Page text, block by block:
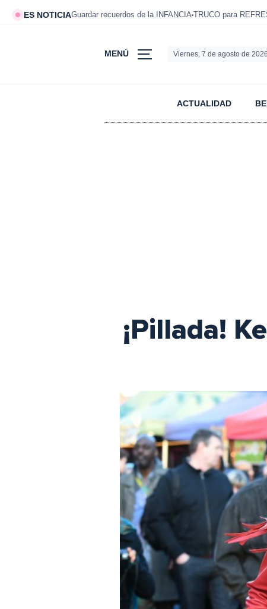
ES NOTICIAGuardar recuerdos de la INFANCIA TRUCO para
MENÚ Viernes, 7 de agosto de 2026
ACTUALIDAD
¡Pillada!